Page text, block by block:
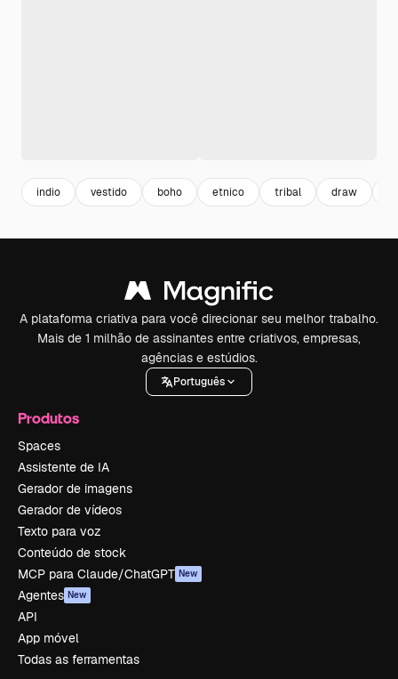
indio vestido boho etnico tribal draw
A plataforma criativa para você direcionar seu melhor trabalho.
Mais de 1 milhão de assinantes entre criativos, empresas,
agências e estúdios.
Português
Produtos
Spaces
Assistente de IA
Gerador de imagens
Gerador de vídeos
Texto para voz
Conteúdo de stock
MCP para Claude/ChatGPT New
Agentes New
API
App móvel
Todas as ferramentas